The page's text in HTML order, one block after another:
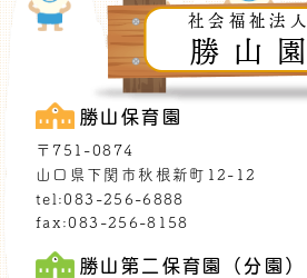
社会福祉法人
勝山園
勝山保育園
〒751-0874
山口県下関市秋根新町12-12
tel:083-256-6888
fax:083-256-8158
勝山第二保育園（分園）